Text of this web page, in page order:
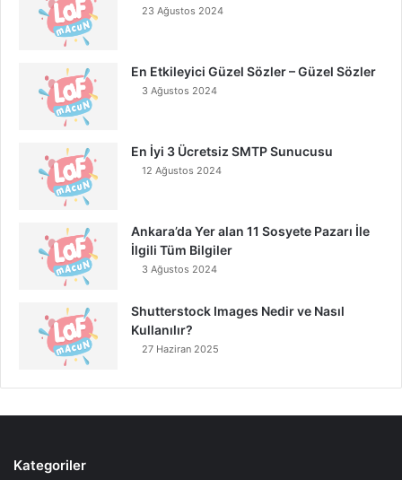
23 Ağustos 2024
En Etkileyici Güzel Sözler – Güzel Sözler
3 Ağustos 2024
En İyi 3 Ücretsiz SMTP Sunucusu
12 Ağustos 2024
Ankara’da Yer alan 11 Sosyete Pazarı İle
İlgili Tüm Bilgiler
3 Ağustos 2024
Shutterstock Images Nedir ve Nasıl
Kullanılır?
27 Haziran 2025
Kategoriler